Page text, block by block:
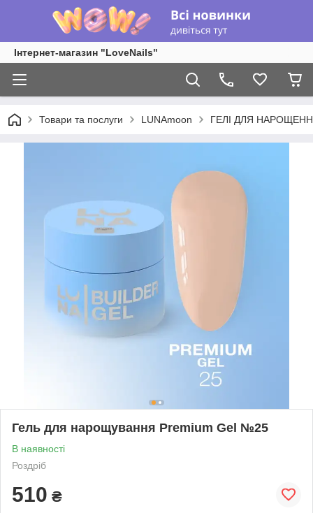
Інтернет-магазин "LoveNails"
Товари та послуги LUNAmoon ГЕЛІ ДЛЯ
Гель для нарощування Premium Gel №25
В наявності
Роздріб
510 ₴